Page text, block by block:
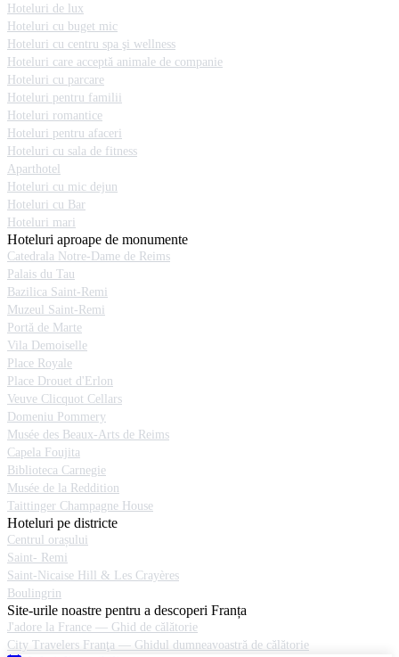
Hoteluri de lux
Hoteluri cu buget mic
Hoteluri cu centru spa şi wellness
Hoteluri care acceptă animale de companie
Hoteluri cu parcare
Hoteluri pentru familii
Hoteluri romantice
Hoteluri pentru afaceri
Hoteluri cu sala de fitness
Aparthotel
Hoteluri cu mic dejun
Hoteluri cu Bar
Hoteluri mari
Hoteluri aproape de monumente
Catedrala Notre-Dame de Reims
Palais du Tau
Bazilica Saint-Remi
Muzeul Saint-Remi
Portă de Marte
Vila Demoiselle
Place Royale
Place Drouet d'Erlon
Veuve Clicquot Cellars
Domeniu Pommery
Musée des Beaux-Arts de Reims
Capela Foujita
Biblioteca Carnegie
Musée de la Reddition
Taittinger Champagne House
Hoteluri pe districte
Centrul orașului
Saint- Remi
Saint-Nicaise Hill & Les Crayères
Boulingrin
Site-urile noastre pentru a descoperi Franța
J'adore la France — Ghid de călătorie
City Travelers Franţa — Ghidul dumneavoastră de călătorie